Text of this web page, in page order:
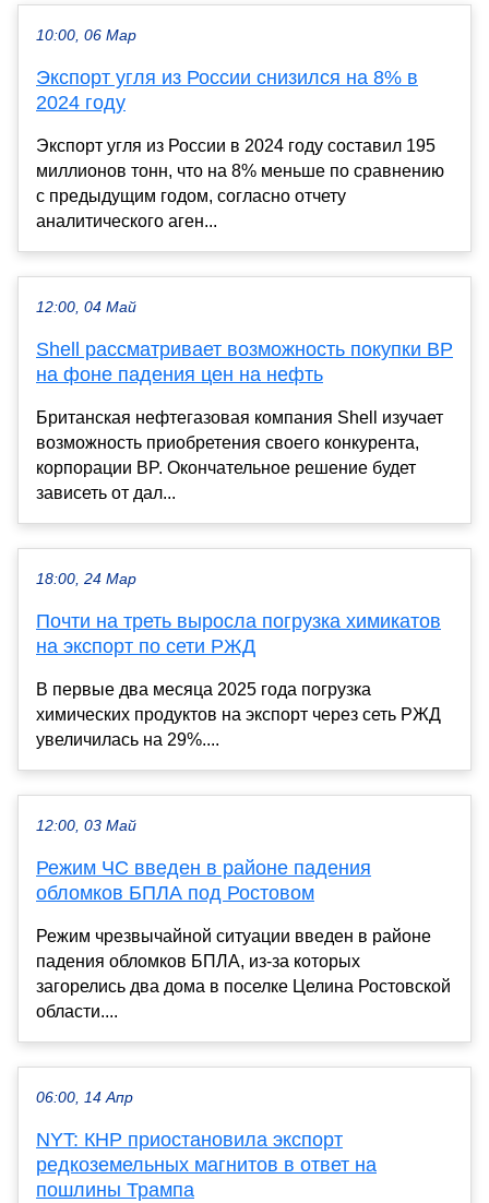
10:00, 06 Мар
Экспорт угля из России снизился на 8% в
2024 году
Экспорт угля из России в 2024 году составил 195
миллионов тонн, что на 8% меньше по сравнению
с предыдущим годом, согласно отчету
аналитического аген...
12:00, 04 Май
Shell рассматривает возможность покупки BP
на фоне падения цен на нефть
Британская нефтегазовая компания Shell изучает
возможность приобретения своего конкурента,
корпорации BP. Окончательное решение будет
зависеть от дал...
18:00, 24 Мар
Почти на треть выросла погрузка химикатов
на экспорт по сети РЖД
В первые два месяца 2025 года погрузка
химических продуктов на экспорт через сеть РЖД
увеличилась на 29%....
12:00, 03 Май
Режим ЧС введен в районе падения
обломков БПЛА под Ростовом
Режим чрезвычайной ситуации введен в районе
падения обломков БПЛА, из-за которых
загорелись два дома в поселке Целина Ростовской
области....
06:00, 14 Апр
NYT: КНР приостановила экспорт
редкоземельных магнитов в ответ на
пошлины Трампа